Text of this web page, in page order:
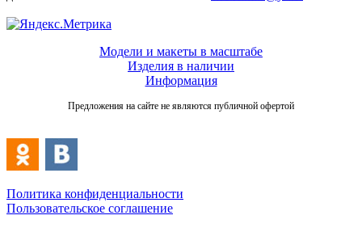
Модели и макеты в масштабе
Изделия в наличии
Информация
Предложения на сайте не являются публичной офертой
Политика конфиденциальности
Пользовательское соглашение